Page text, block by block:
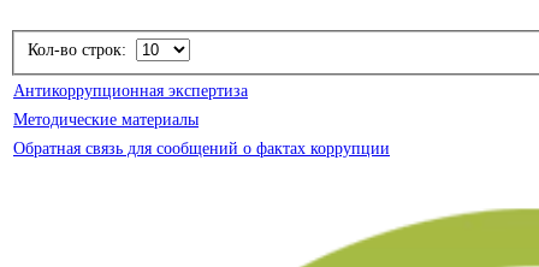
Кол-во строк:
Антикоррупционная экспертиза
Методические материалы
Обратная связь для сообщений о фактах коррупции